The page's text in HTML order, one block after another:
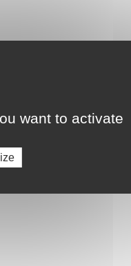
want to activate